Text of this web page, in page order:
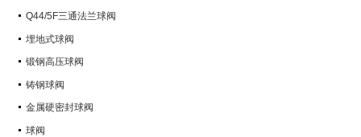
Q44/5F三通法兰球阀
埋地式球阀
锻钢高压球阀
铸钢球阀
金属硬密封球阀
球阀